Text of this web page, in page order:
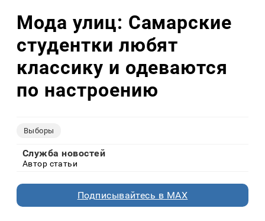
Мода улиц: Самарские
студентки любят
классику и одеваются
по настроению
Выборы
Служба новостей
Автор статьи
Подписывайтесь в MAX